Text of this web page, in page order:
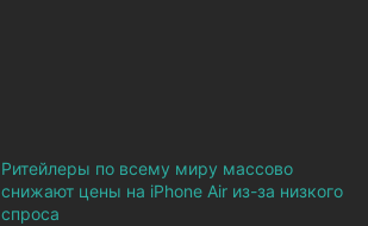
Ритейлеры по всему миру массово
снижают цены на iPhone Air из-за низкого
спроса